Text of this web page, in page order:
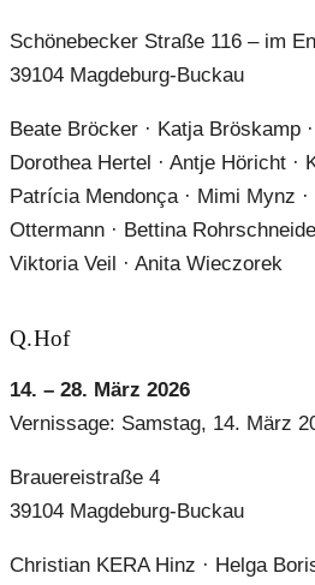
Schönebecker Straße 116 – im
39104 Magdeburg-Buckau
Beate Bröcker · Katja Bröskamp
Dorothea Hertel · Antje Höricht ·
Patrícia Mendonça · Mimi Mynz
Ottermann · Bettina
Viktoria Veil · Anita Wieczorek
Q.Hof
14. – 28. März 2026
Vernissage: Samstag, 14. März
Brauereistraße 4
39104 Magdeburg-Buckau
Christian KERA Hinz · Helga